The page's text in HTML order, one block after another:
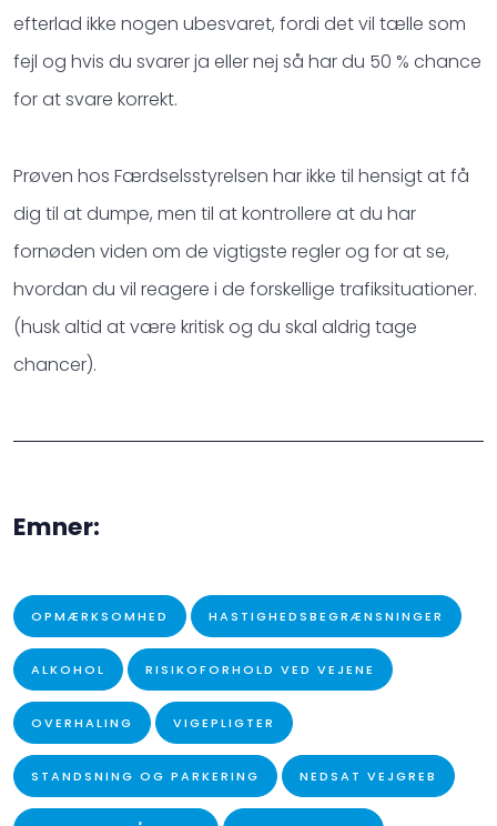
efterlad ikke nogen ubesvaret, fordi det vil tælle som
fejl og hvis du svarer ja eller nej så har du 50 % chance
for at svare korrekt.
Prøven hos Færdselsstyrelsen har ikke til hensigt at få
dig til at dumpe, men til at kontrollere at du har
fornøden viden om de vigtigste regler og for at se,
hvordan du vil reagere i de forskellige trafiksituationer.
(husk altid at være kritisk og du skal aldrig tage
chancer).
Emner:
OPMÆRKSOMHED HASTIGHEDSBEGRÆNSNINGER
ALKOHOL RISIKOFORHOLD VED VEJENE
OVERHALING VIGEPLIGTER
STANDSNING OG PARKERING NEDSAT VEJGREB